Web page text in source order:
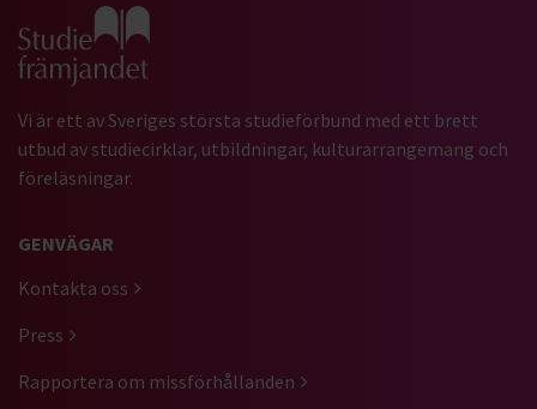
Gå till studiefrämjandets startsida
Vi är ett av Sveriges största studieförbund med ett brett
utbud av studiecirklar, utbildningar, kulturarrangemang och
föreläsningar.
GENVÄGAR
Kontakta oss
Press
Rapportera om missförhållanden